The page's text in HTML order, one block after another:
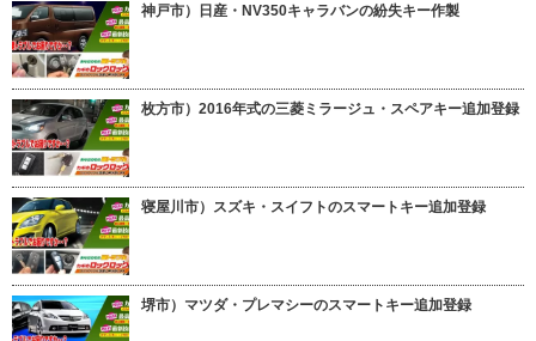
神戸市）日産・NV350キャラバンの紛失キー作製
枚方市）2016年式の三菱ミラージュ・スペアキー追加登録
寝屋川市）スズキ・スイフトのスマートキー追加登録
堺市）マツダ・プレマシーのスマートキー追加登録